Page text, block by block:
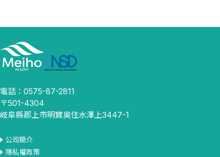
電話：0575-87-2811
〒501-4304
岐阜縣郡上市明寶奥住水澤上3447-1
公司簡介
隱私權政策